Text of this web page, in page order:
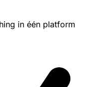
in één platform